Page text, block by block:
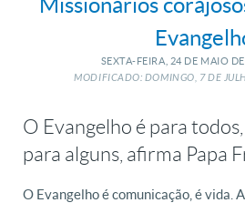
SEXTA-FEIRA, 24 DE MAIO DE
MODIFICADO: DOMINGO, 7DE
O Evangelho é para
para alguns, afirma Papa
O Evangelho é comunicação, é vida.